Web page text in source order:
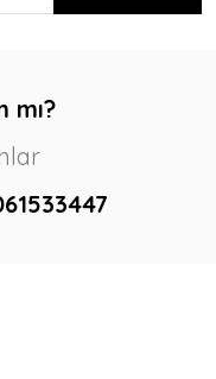
mı?